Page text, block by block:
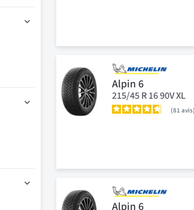
Alpin 6
215/45 R 16 90V XL
81avis
Alpin 6